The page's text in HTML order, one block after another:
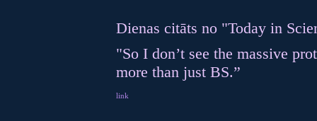
Dienas citāts no "Today in
"So I don’t see the massive
more than just BS.”
link